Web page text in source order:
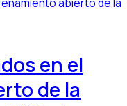
en el
de la